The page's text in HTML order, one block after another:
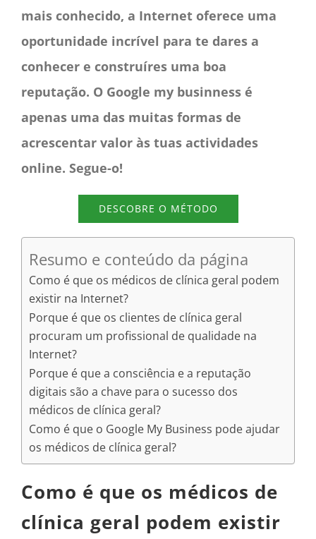
mais conhecido, a Internet oferece uma
oportunidade incrível para te dares a
conhecer e construíres uma boa
reputação. O Google my businness é
apenas uma das muitas formas de
acrescentar valor às tuas actividades
online. Segue-o!
DESCOBRE O MÉTODO
Resumo e conteúdo da página
Como é que os médicos de clínica geral podem
existir na Internet?
Porque é que os clientes de clínica geral
procuram um profissional de qualidade na
Internet?
Porque é que a consciência e a reputação
digitais são a chave para o sucesso dos
médicos de clínica geral?
Como é que o Google My Business pode ajudar
os médicos de clínica geral?
Como é que os médicos de
clínica geral podem existir